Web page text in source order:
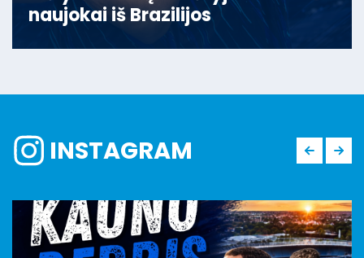
naujokai iš Brazilijos
INSTAGRAM